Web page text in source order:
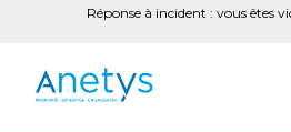
Réponse à incident : vous êtes